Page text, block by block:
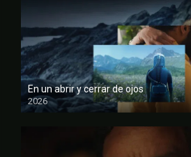
En un abrir y cerrar de ojos
2026
FULL HD